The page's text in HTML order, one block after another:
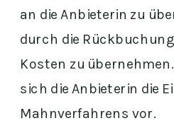
an die Anbieterin zu
durch die
Kosten zu
sich die Anbieterin die
Mahnverfahrens vor.